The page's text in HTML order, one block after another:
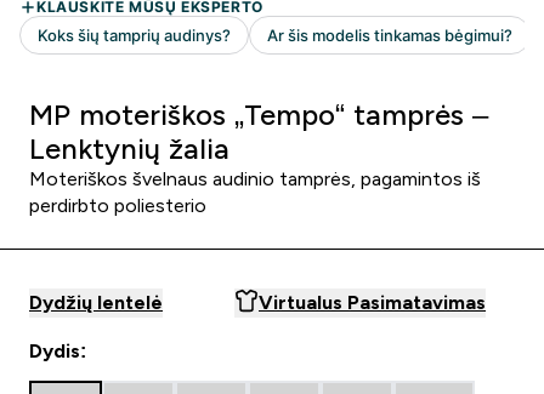
MP moteriškos „Tempo“ tamprės –
Lenktynių žalia
Moteriškos švelnaus audinio tamprės, pagamintos iš
perdirbto poliesterio
Dydžių lentelė Virtualus Pasimatavimas
Dydis: